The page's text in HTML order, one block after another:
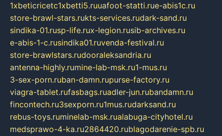
1xbeticricetc1xbetti5.ruuafoot-statti.rue-abis1c.ru
store-brawl-stars.rukts-services.rudark-sand.ru
sindika-01.rusp-life.rux-legion.rusib-archives.ru
e-abis-1-c.rusindika01.ruvenda-festival.ru
store-brawlstars.rudooraleksandria.ru
antenna-highly.rumine-lab-msk.ru1-mus.ru
3-sex-porn.ruban-damn.rupurse-factory.ru
viagra-tablet.rufasbags.ruadler-jun.rubandamn.ru
fincontech.ru3sexporn.ru1mus.rudarksand.ru
rebus-toys.ruminelab-msk.rualabuga-cityhotel.ru
medsprawo-4-ka.ru2864420.rublagodarenie-spb.ru